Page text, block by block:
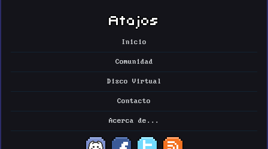
Atajos
Inicio
Comunidad
Disco Virtual
Contacto
Acerca de...